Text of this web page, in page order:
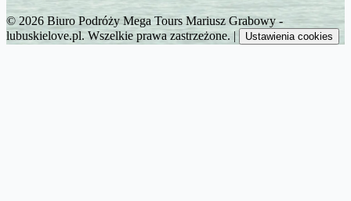
© 2026 Biuro Podróży Mega Tours Mariusz Grabowy -
lubuskielove.pl. Wszelkie prawa zastrzeżone. | Ustawienia cookies